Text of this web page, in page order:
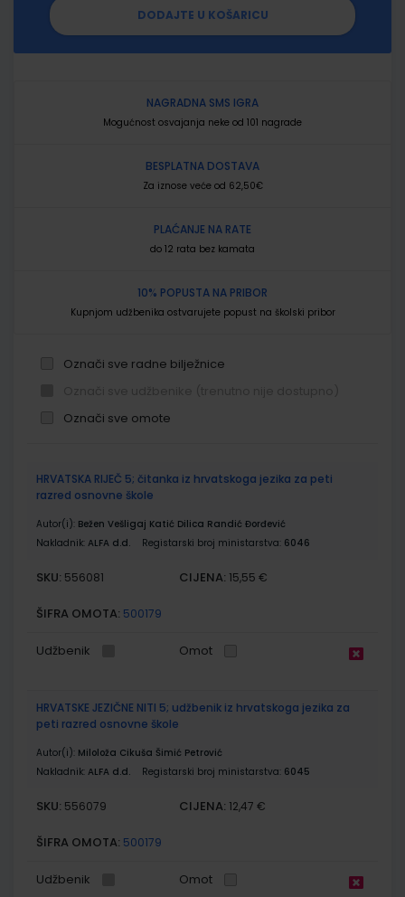
DODAJTE U KOŠARICU
NAGRADNA SMS IGRA
Mogućnost osvajanja neke od 101 nagrade
BESPLATNA DOSTAVA
Za iznose veće od 62,50€
PLAĆANJE NA RATE
do 12 rata bez kamata
10% POPUSTA NA PRIBOR
Kupnjom udžbenika ostvarujete popust na školski pribor
Označi sve radne bilježnice
Označi sve omote
proizvodi
HRVATSKA RIJEČ 5; čitanka iz hrvatskoga jezika za peti
razred osnovne škole
Autor(i): Bežen Vešligaj Katić Dilica Randić Đorđević
Nakladnik: ALFA d.d. Registarski broj ministarstva: 6046
SKU: 556081 CIJENA: 15,55 €
ŠIFRA OMOTA: 500179
Udžbenik Omot
HRVATSKE JEZIČNE NITI 5; udžbenik iz hrvatskoga jezika za
peti razred osnovne škole
Autor(i): Miloloža Cikuša Šimić Petrović
Nakladnik: ALFA d.d. Registarski broj ministarstva: 6045
SKU: 556079 CIJENA: 12,47 €
ŠIFRA OMOTA: 500179
Udžbenik Omot